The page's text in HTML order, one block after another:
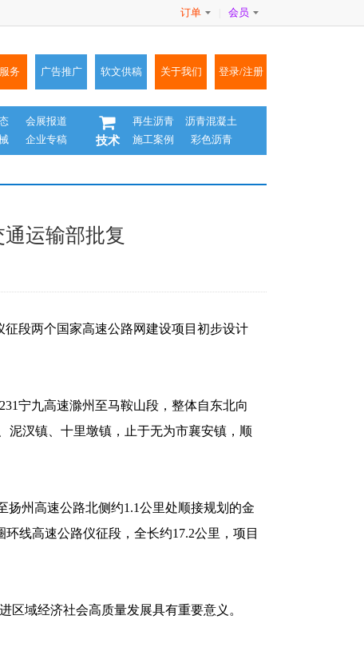
订单 会员
务 广告推广 软文供稿 关于我们 登录/注册
会展报道
企业专稿 技术
再生沥青
沥青混凝土
施工案例
彩色沥青
运输部批复
段两个国家高速公路网建设项目初步设计
宁九高速滁州至马鞍山段，整体自东北向
泥汊镇、十里墩镇，止于无为市襄安镇，顺
州高速公路北侧约1.1公里处顺接规划的金
线高速公路仪征段，全长约17.2公里，项目
区域经济社会高质量发展具有重要意义。